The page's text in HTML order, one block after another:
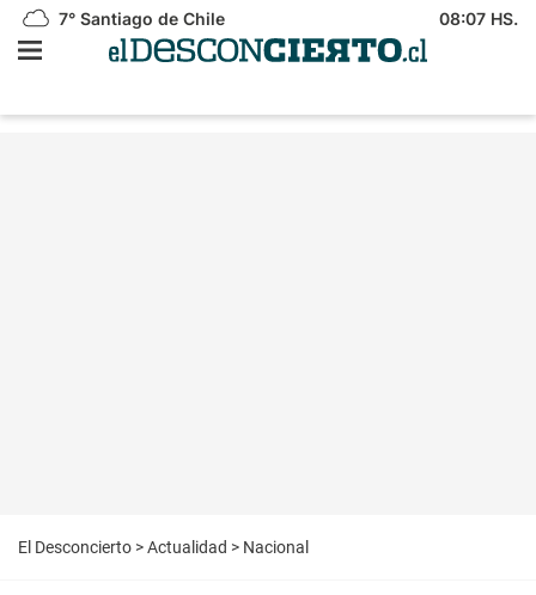
7° Santiago de Chile 08:07 HS.
El Desconcierto >Actualidad > Nacional